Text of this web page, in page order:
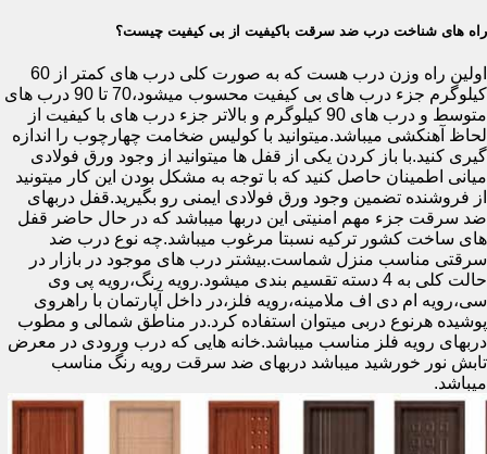
راه های شناخت درب ضد سرقت باکیفیت از بی کیفیت چیست؟
اولین راه وزن درب هست که به صورت کلی درب های کمتر از 60
کیلوگرم جزء درب های بی کیفیت محسوب میشود،70 تا 90 درب های
متوسط و درب های 90 کیلوگرم و بالاتر جزء درب های با کیفیت از
لحاظ آهنکشی میباشد.میتوانید با کولیس ضخامت چهارچوب را اندازه
گیری کنید.با باز کردن یکی از قفل ها میتوانید از وجود ورق فولادی
میانی اطمینان حاصل کنید که با توجه به مشکل بودن این کار میتونید
از فروشنده تضمین وجود ورق فولادی ایمنی رو بگیرید.قفل دربهای
ضد سرقت جزء مهم امنیتی این دربها میباشد که در حال حاضر قفل
های ساخت کشور ترکیه نسبتا مرغوب میباشد.چه نوع درب ضد
سرقتی مناسب منزل شماست.بیشتر درب های موجود در بازار در
حالت کلی به 4 دسته تقسیم بندی میشود.رویه رنگ،رویه پی وی
سی،رویه ام دی اف ملامینه،رویه فلز،در داخل آپارتمان با راهروی
پوشیده هرنوع دربی میتوان استفاده کرد.در مناطق شمالی و مطوب
دربهای رویه فلز مناسب میباشد.خانه هایی که درب ورودی در معرض
تابش نور خورشید میباشد دربهای ضد سرقت رویه رنگ مناسب
میباشد.